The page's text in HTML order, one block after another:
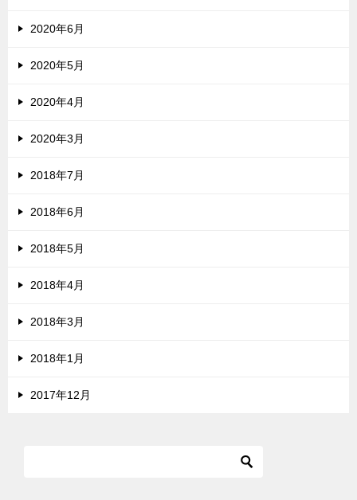
2020年6月
2020年5月
2020年4月
2020年3月
2018年7月
2018年6月
2018年5月
2018年4月
2018年3月
2018年1月
2017年12月